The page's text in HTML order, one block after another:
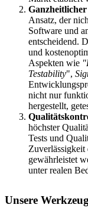
Ansatz, der
Software und
entscheidend.
und
Aspekten wie
Testability",
nicht nur
hergestellt,
höchster
Tests und
Zuverlässigkeit
gewährleistet
unter realen
Unsere